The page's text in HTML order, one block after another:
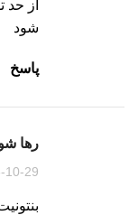
از
شود
پاسخ
رها
2025-10-